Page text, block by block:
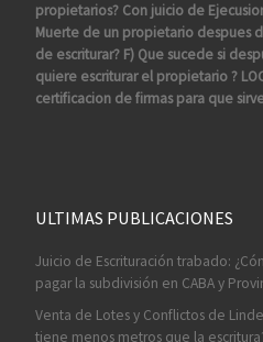
propietarios? Con juicio de
Muerte de un propietario despues
de escriturar? F) Que sucede si
quiere escriturar el propietario ?
certificacion de firmas para que
ULTIMAS PUBLICACIONES
Juicio de Escrituración trabado:
pagar la subdivisión en CABA y
Venta de Lotes y Conflictos de
tiene menos metros que la